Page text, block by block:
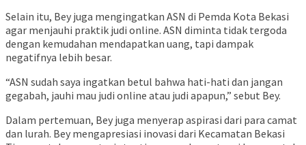
Selain itu, Bey juga mengingatkan ASN di Pemda Kota Bekasi
agar menjauhi praktik judi online. ASN diminta tidak tergoda
dengan kemudahan mendapatkan uang, tapi dampak
negatifnya lebih besar.
“ASN sudah saya ingatkan betul bahwa hati-hati dan jangan
gegabah, jauhi mau judi online atau judi apapun,” sebut Bey.
Dalam pertemuan, Bey juga menyerap aspirasi dari para camat
dan lurah. Bey mengapresiasi inovasi dari Kecamatan Bekasi